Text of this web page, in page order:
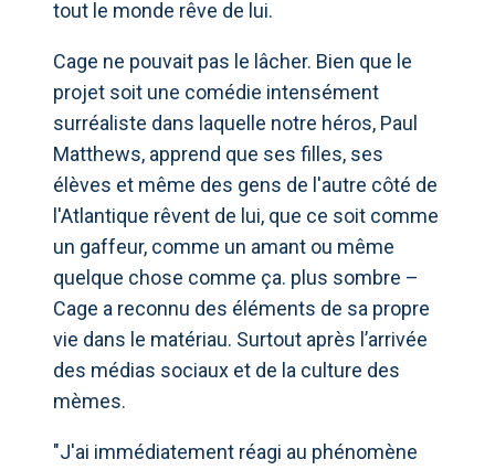
tout le monde rêve de lui.
Cage ne pouvait pas le lâcher. Bien que le
projet soit une comédie intensément
surréaliste dans laquelle notre héros, Paul
Matthews, apprend que ses filles, ses
élèves et même des gens de l'autre côté de
l'Atlantique rêvent de lui, que ce soit comme
un gaffeur, comme un amant ou même
quelque chose comme ça. plus sombre –
Cage a reconnu des éléments de sa propre
vie dans le matériau. Surtout après l’arrivée
des médias sociaux et de la culture des
mèmes.
"J'ai immédiatement réagi au phénomène